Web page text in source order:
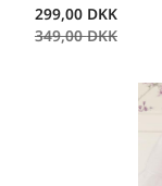
299,00 DKK
349,00 DKK